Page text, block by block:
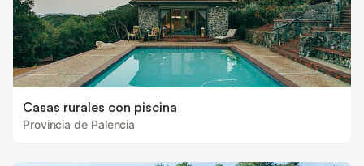
Casas rurales con piscina
Provincia de Palencia